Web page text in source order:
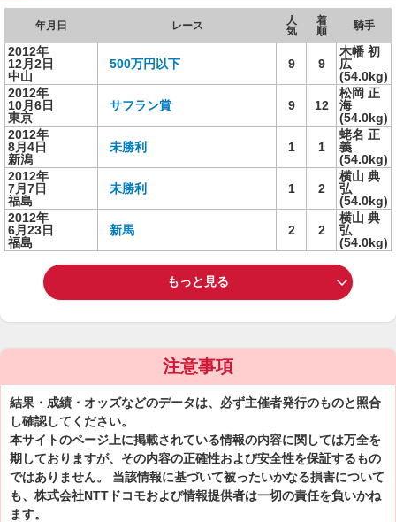
年月日 レース
人
気
着
順
騎手
2012年
12月2日
中山
500万円以下 9 9
木幡 初
広
(54.0kg)
2012年
10月6日
東京
サフラン賞 9 12
松岡 正
海
(54.0kg)
2012年
8月4日
新潟
未勝利 1 1
蛯名 正
義
(54.0kg)
2012年
7月7日
福島
未勝利 1 2
横山 典
弘
(54.0kg)
2012年
6月23日
福島
新馬 2 2
横山 典
弘
(54.0kg)
もっと見る
注意事項
結果・成績・オッズなどのデータは、必ず主催者発行のものと照合
し確認してください。
本サイトのページ上に掲載されている情報の内容に関しては万全を
期しておりますが、その内容の正確性および安全性を保証するもの
ではありません。 当該情報に基づいて被ったいかなる損害について
も、株式会社NTTドコモおよび情報提供者は一切の責任を負いかね
ます。